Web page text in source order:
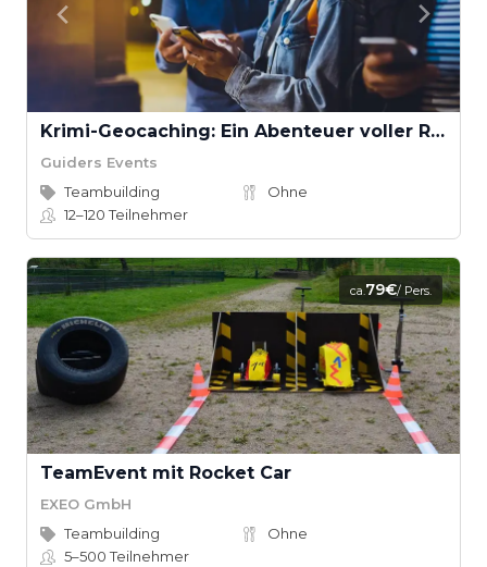
Krimi-Geocaching: Ein Abenteuer voller Rätsel und Spannung
Guiders Events
Teambuilding
Ohne
12–120Teilnehmer
ca.79€/ Pers.
TeamEvent mit Rocket Car
EXEO GmbH
Teambuilding
Ohne
5–500Teilnehmer